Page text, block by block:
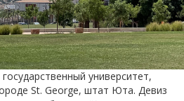
университет,
St. George, штат Юта. Девиз